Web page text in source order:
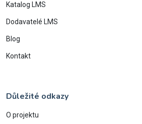
Katalog LMS
Dodavatelé LMS
Blog
Kontakt
Důležité odkazy
O projektu